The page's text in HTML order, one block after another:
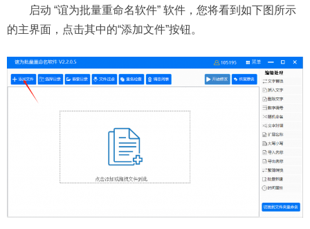
启动 “谊为批量重命名软件” 软件，您将看到如下图所示
的主界面，点击其中的“添加文件”按钮。